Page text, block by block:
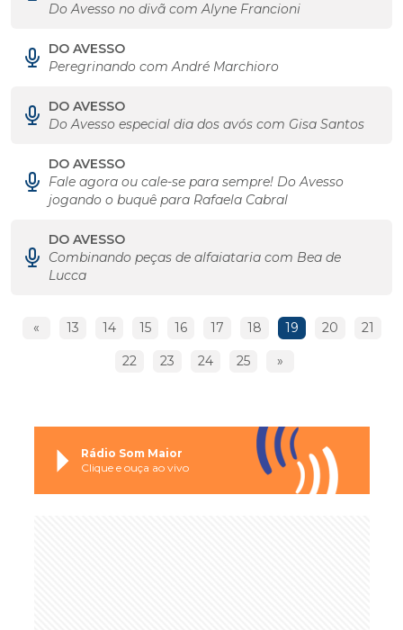
Do Avesso no divã com Alyne Francioni
DO AVESSO
Peregrinando com André Marchioro
DO AVESSO
Do Avesso especial dia dos avós com Gisa Santos
DO AVESSO
Fale agora ou cale-se para sempre! Do Avesso
jogando o buquê para Rafaela Cabral
DO AVESSO
Combinando peças de alfaiataria com Bea de
Lucca
« 13 14 15 16 17 18 19 20 21
22 23 24 25 »
Rádio Som Maior
Clique e ouça ao vivo